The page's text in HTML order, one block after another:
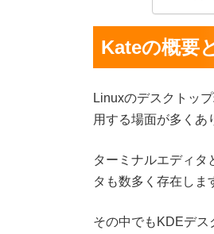
Kateの概要
Linuxのデスクトッ
用する場面が多くあ
ターミナルエディタ
タも数多く存在しま
その中でもKDEデス